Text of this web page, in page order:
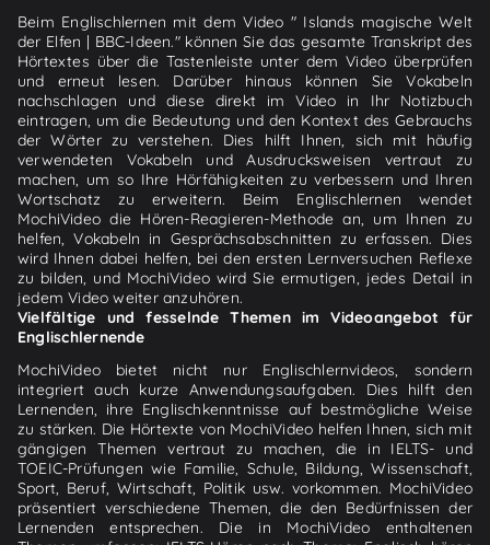
Beim Englischlernen mit dem Video " Islands magische Welt
der Elfen | BBC-Ideen." können Sie das gesamte Transkript des
Hörtextes über die Tastenleiste unter dem Video überprüfen
und erneut lesen. Darüber hinaus können Sie Vokabeln
nachschlagen und diese direkt im Video in Ihr Notizbuch
eintragen, um die Bedeutung und den Kontext des Gebrauchs
der Wörter zu verstehen. Dies hilft Ihnen, sich mit häufig
verwendeten Vokabeln und Ausdrucksweisen vertraut zu
machen, um so Ihre Hörfähigkeiten zu verbessern und Ihren
Wortschatz zu erweitern. Beim Englischlernen wendet
MochiVideo die Hören-Reagieren-Methode an, um Ihnen zu
helfen, Vokabeln in Gesprächsabschnitten zu erfassen. Dies
wird Ihnen dabei helfen, bei den ersten Lernversuchen Reflexe
zu bilden, und MochiVideo wird Sie ermutigen, jedes Detail in
jedem Video weiter anzuhören.
Vielfältige und fesselnde Themen im Videoangebot für
Englischlernende
MochiVideo bietet nicht nur Englischlernvideos, sondern
integriert auch kurze Anwendungsaufgaben. Dies hilft den
Lernenden, ihre Englischkenntnisse auf bestmögliche Weise
zu stärken. Die Hörtexte von MochiVideo helfen Ihnen, sich mit
gängigen Themen vertraut zu machen, die in IELTS- und
TOEIC-Prüfungen wie Familie, Schule, Bildung, Wissenschaft,
Sport, Beruf, Wirtschaft, Politik usw. vorkommen. MochiVideo
präsentiert verschiedene Themen, die den Bedürfnissen der
Lernenden entsprechen. Die in MochiVideo enthaltenen